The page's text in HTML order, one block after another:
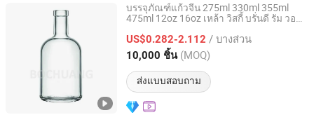
บรรจุภัณฑ์แก้วจีน 275ml 330ml 355ml
475ml 12oz 16oz เหล้า วิสกี้ บรั่นดี รัม วอ
US$0.282-2.112 / บางส่วน
10,000 ชิ้น (MOQ)
ส่งแบบสอบถาม
Bochuang Shengshi (Shandong) Import and Export
Trading Co., Ltd.
Shandong, China อัตราจาก 2025